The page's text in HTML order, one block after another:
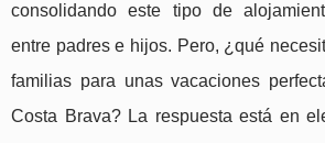
consolidando este tipo de
entre padres e hijos. Pero, ¿qué
familias para unas vacaciones
Costa Brava? La respuesta está en